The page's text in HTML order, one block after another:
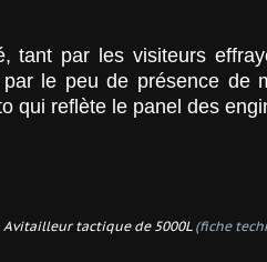
tant par les visiteurs
le peu de présence de
qui reflète le panel des
tactique de 5000L (fiche